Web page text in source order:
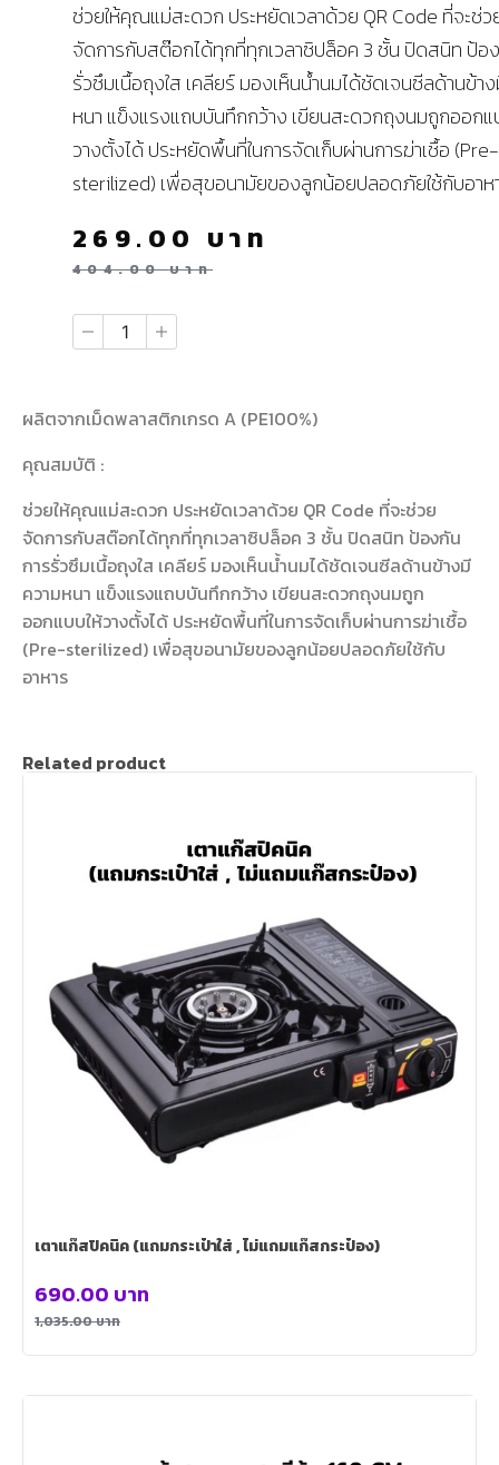
ช่วยให้คุณแม่สะดวก ประหยัดเวลาด้วย QR Code ที่จะช่ว
จัดการกับสต๊อกได้ทุกที่ทุกเวลาซิปล็อค 3 ชั้น ปิดสนิท ป้อ
รั่วซึมเนื้อถุงใส เคลียร์ มองเห็นน้ำนมได้ชัดเจนซีลด้านข้า
หนา แข็งแรงแถบบันทึกกว้าง เขียนสะดวกถุงนมถูกออกแ
วางตั้งได้ ประหยัดพื้นที่ในการจัดเก็บผ่านการฆ่าเชื้อ (Pre-
sterilized) เพื่อสุขอนามัยของลูกน้อยปลอดภัยใช้กับอาห
404.00บาท
269.00 บาท
ผลิตจากเม็ดพลาสติกเกรด A (PE100%)
คุณสมบัติ :
ช่วยให้คุณแม่สะดวก ประหยัดเวลาด้วย QR Code ที่จะช่วย
จัดการกับสต๊อกได้ทุกที่ทุกเวลาซิปล็อค 3 ชั้น ปิดสนิท ป้องกัน
การรั่วซึมเนื้อถุงใส เคลียร์ มองเห็นน้ำนมได้ชัดเจนซีลด้านข้างมี
ความหนา แข็งแรงแถบบันทึกกว้าง เขียนสะดวกถุงนมถูก
ออกแบบให้วางตั้งได้ ประหยัดพื้นที่ในการจัดเก็บผ่านการฆ่าเชื้อ
(Pre-sterilized) เพื่อสุขอนามัยของลูกน้อยปลอดภัยใช้กับ
อาหาร
Related product
เตาแก๊สปิคนิค (แถมกระเป๋าใส่ , ไม่แถมแก๊สกระป๋อง)
1,035.00บาท
690.00 บาท